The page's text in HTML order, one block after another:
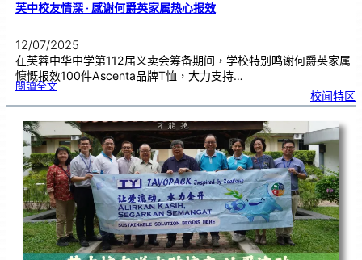
芙中校友情深 · 感谢何爵英家属热心报效
12/07/2025
在芙蓉中华中学第112届义卖会筹备期间，学校特别鸣谢何爵英家属
慷慨报效100件Ascenta品牌T恤，大力支持…
閱讀全文:芙
友
深
·
谢
何
爵
英
家
属
热
心
报
效
校闻特区